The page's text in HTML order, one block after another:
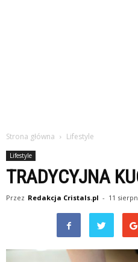
Strona główna Lifestyle
Lifestyle
TRADYCYJNA
Przez Redakcja Cristals.pl - 11